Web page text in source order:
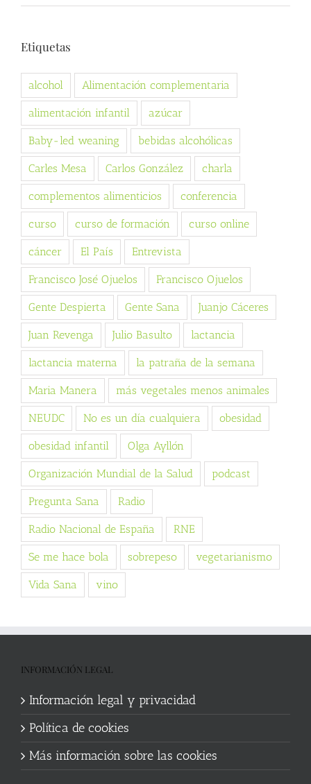
Etiquetas
alcohol Alimentación complementaria
alimentación infantil azúcar
Baby-led weaning bebidas alcohólicas
Carles Mesa Carlos González charla
complementos alimenticios conferencia
curso curso de formación curso online
cáncer El País Entrevista
Francisco José Ojuelos Francisco Ojuelos
Gente Despierta Gente Sana Juanjo Cáceres
Juan Revenga Julio Basulto lactancia
lactancia materna la patraña de la semana
Maria Manera más vegetales menos animales
NEUDC No es un día cualquiera obesidad
obesidad infantil Olga Ayllón
Organización Mundial de la Salud podcast
Pregunta Sana Radio
Radio Nacional de España RNE
Se me hace bola sobrepeso vegetarianismo
Vida Sana vino
INFORMACIÓN LEGAL
Información legal y privacidad
Política de cookies
Más información sobre las cookies